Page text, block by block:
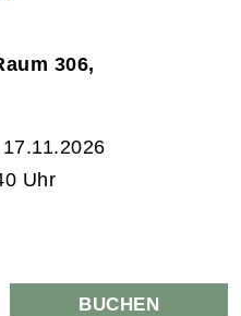
306,
Uhr
BUCHEN